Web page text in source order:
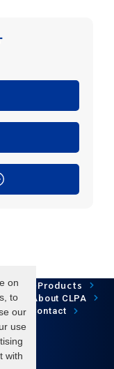
on
to
our
use
with
Products
About CLPA
Contact